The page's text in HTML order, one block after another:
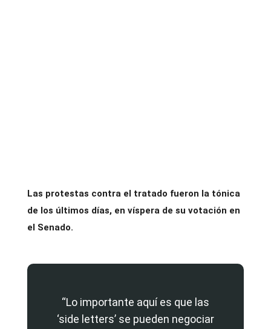
Las protestas contra el tratado fueron la tónica
de los últimos días, en víspera de su votación en
el Senado.
“Lo importante aquí es que las
‘side letters’ se pueden negociar